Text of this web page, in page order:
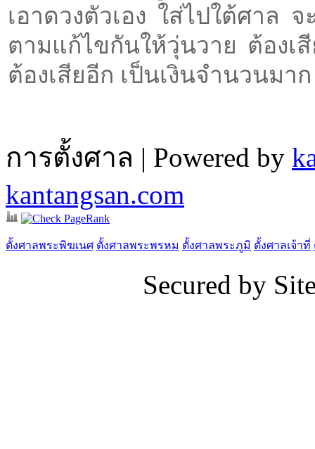
เอาดวงตัวเอง ใส่ไปใต้ศาล
ตามแก้ไขกันให้วุ่นวาย ต้องเ
ต้องเสียอีก เป็นเงินจำนวนมาก
การตั้งศาล | Powered by
kantangsan.com
ตั้งศาลพระพิฆเนศ ตั้งศาลพระพรหม ตั้งศาลพระภูมิ ตั้งศาลเจ้าที่
Secured by